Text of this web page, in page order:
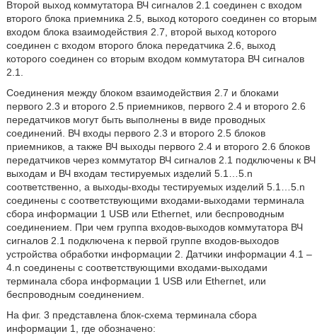
Второй выход коммутатора ВЧ сигналов 2.1 соединен с входом
второго блока приемника 2.5, выход которого соединен со вторым
входом блока взаимодействия 2.7, второй выход которого
соединен с входом второго блока передатчика 2.6, выход
которого соединен со вторым входом коммутатора ВЧ сигналов
2.1.
Соединения между блоком взаимодействия 2.7 и блоками
первого 2.3 и второго 2.5 приемников, первого 2.4 и второго 2.6
передатчиков могут быть выполнены в виде проводных
соединений. ВЧ входы первого 2.3 и второго 2.5 блоков
приемников, а также ВЧ выходы первого 2.4 и второго 2.6 блоков
передатчиков через коммутатор ВЧ сигналов 2.1 подключены к ВЧ
выходам и ВЧ входам тестируемых изделий 5.1…5.n
соответственно, а выходы-входы тестируемых изделий 5.1…5.n
соединены с соответствующими входами-выходами терминала
сбора информации 1 USB или Ethernet, или беспроводным
соединением. При чем группа входов-выходов коммутатора ВЧ
сигналов 2.1 подключена к первой группе входов-выходов
устройства обработки информации 2. Датчики информации 4.1 –
4.n соединены с соответствующими входами-выходами
терминала сбора информации 1 USB или Ethernet, или
беспроводным соединением.
На фиг. 3 представлена блок-схема терминала сбора
информации 1, где обозначено: